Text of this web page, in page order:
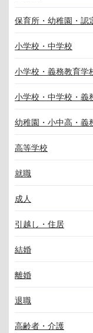
保育所・幼稚園・認
小学校・中学校
小学校・義務教育学
小学校・中学校・義
幼稚園・小中高・義
高等学校
就職
成人
引越し・住居
結婚
離婚
退職
高齢者・介護